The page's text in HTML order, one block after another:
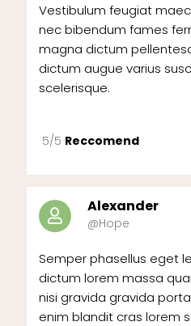
Vestibulum feugiat
nec bibendum fames
magna dictum
dictum augue varius
scelerisque.
5/5 Reccomend
Alexander
@Hope
Semper phasellus eget
dictum lorem massa
nisi gravida gravida
enim blandit cras lorem